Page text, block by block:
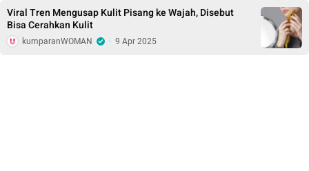
Viral Tren Mengusap Kulit Pisang ke Wajah, Disebut
Bisa Cerahkan Kulit
kumparanWOMAN · 9 Apr 2025